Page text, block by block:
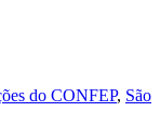
do CONFEP, São